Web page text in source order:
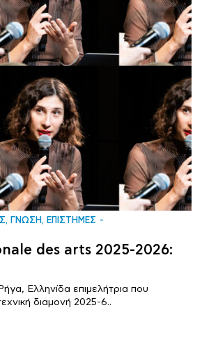
ΓΝΩΣΗ, ΕΠΙΣΤΗΜΕΣ
des arts 2025-2026:
Ελληνίδα επιμελήτρια που
διαμονή 2025-6..